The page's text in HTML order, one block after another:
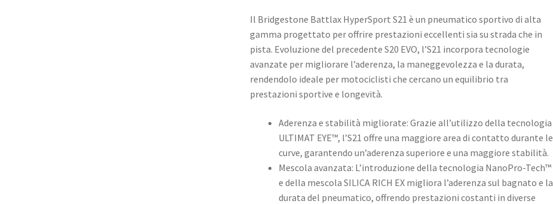
Il Bridgestone Battlax HyperSport S21 è un pneumatico sportivo di alta
gamma progettato per offrire prestazioni eccellenti sia su strada che in
pista. Evoluzione del precedente S20 EVO, l’S21 incorpora tecnologie
avanzate per migliorare l’aderenza, la maneggevolezza e la durata,
rendendolo ideale per motociclisti che cercano un equilibrio tra
prestazioni sportive e longevità. ​
Aderenza e stabilità migliorate: Grazie all’utilizzo della tecnologia
ULTIMAT EYE™, l’S21 offre una maggiore area di contatto durante le
curve, garantendo un’aderenza superiore e una maggiore stabilità. ​
Mescola avanzata: L’introduzione della tecnologia NanoPro-Tech™
e della mescola SILICA RICH EX migliora l’aderenza sul bagnato e la
durata del pneumatico, offrendo prestazioni costanti in diverse